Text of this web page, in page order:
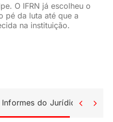
O IFRN já escolheu o
pé da luta até que a
na instituição.
Informes do Jurídico 